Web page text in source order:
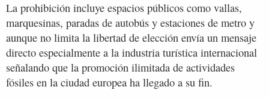
La prohibición incluye espacios públicos como vallas,
marquesinas, paradas de autobús y estaciones de metro y
aunque no limita la libertad de elección envía un mensaje
directo especialmente a la industria turística internacional
señalando que la promoción ilimitada de actividades
fósiles en la ciudad europea ha llegado a su fin.